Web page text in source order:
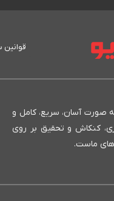
و آموزش اصولیِ این سبک به صورت آسان، سریع، کامل و
کنکاش و تحقیق بر روی
ماست.